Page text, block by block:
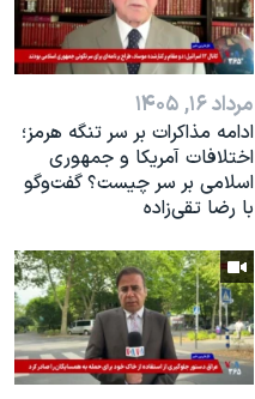
مرداد ۱۶, ۱۴۰۵
ادامه مذاکرات بر سر تنگه هرمز؛
اختلافات آمریکا و جمهوری
اسلامی بر سر چیست؟ گفت‌وگو
با رضا تقی‌زاده